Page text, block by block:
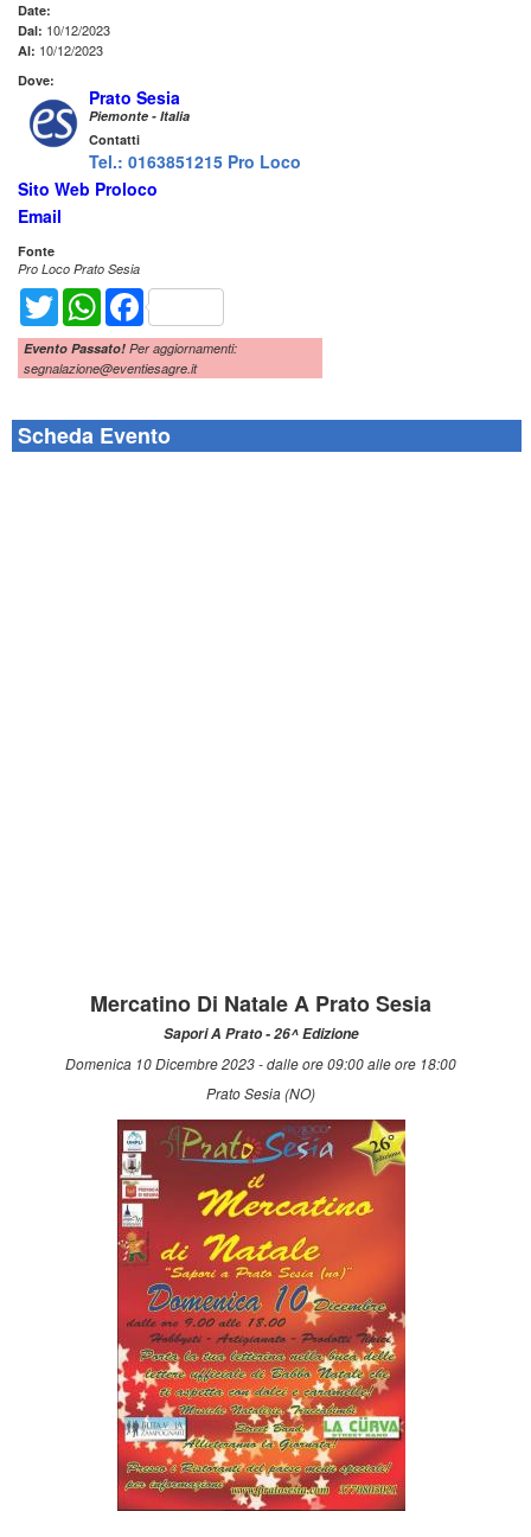
Date:
Dal: 10/12/2023
Al: 10/12/2023
Dove:
Prato Sesia
Piemonte - Italia
Contatti
Tel.: 0163851215 Pro Loco
Sito Web Proloco
Email
Fonte
Pro Loco Prato Sesia
Twitter WhatsAppFacebook
Evento Passato! Per aggiornamenti:
segnalazione@eventiesagre.it
Scheda Evento
Mercatino Di Natale A Prato Sesia
Sapori A Prato - 26^ Edizione
Domenica 10 Dicembre 2023 - dalle ore 09:00 alle ore 18:00
Prato Sesia (NO)